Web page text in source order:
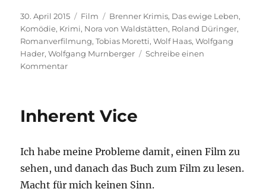
Veröffentlicht
am
30. April 2015 Kategorien
Film Schlagwörter
Brenner Krimis, Das ewige Leben,
Komödie, Krimi, Nora von Waldstätten, Roland Düringer,
Romanverfilmung,Tobias Moretti,Wolf Haas,Wolfgang
Hader,Wolfgang Murnberger
Schreibe einen
Kommentarzu
Inherent Vice
Ich habe meine Probleme damit, einen Film zu
sehen, und danach das Buch zum Film zu lesen.
Macht für mich keinen Sinn.